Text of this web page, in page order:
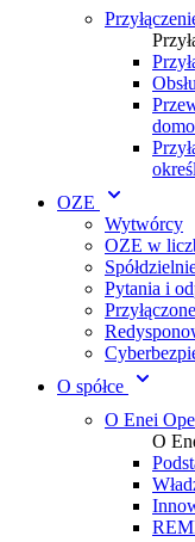
OZE
Wytwórcy
OZE w
Pytania i
O spółce
O Enei
O